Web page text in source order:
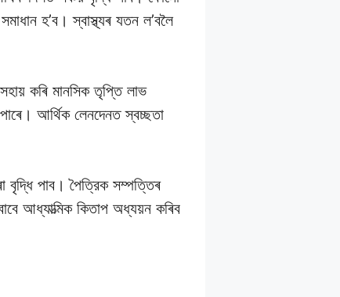
হ’ব। স্বাস্থ্যৰ যতন ল’বলৈ
কৰি মানসিক তৃপ্তি লাভ
আৰ্থিক লেনদেনত স্বচ্ছতা
বৃদ্ধি পাব। পৈত্রিক সম্পত্তিৰ
আধ্যাত্মিক কিতাপ অধ্যয়ন কৰিব